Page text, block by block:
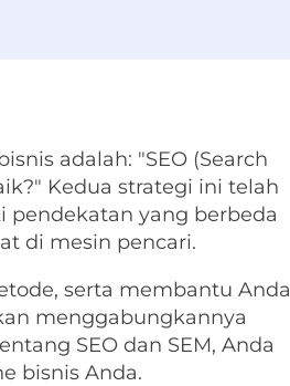
adalah: "SEO (Search
Kedua strategi ini telah
yang berbeda
di mesin pencari.
serta membantu Anda
menggabungkannya
SEO dan SEM, Anda
bisnis Anda.